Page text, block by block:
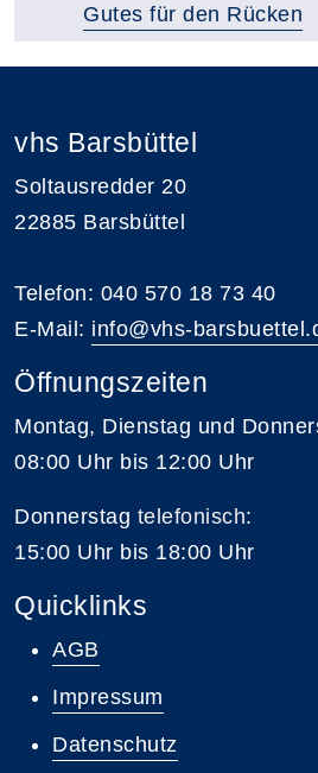
Gutes für den Rücken
vhs Barsbüttel
Soltausredder 20
22885 Barsbüttel
Telefon: 040 570 18 73 40
E-Mail: info@vhs-
Öffnungszeiten
Montag, Dienstag und
08:00 Uhr bis 12:00 Uhr
Donnerstag telefonisch:
15:00 Uhr bis 18:00 Uhr
Quicklinks
AGB
Impressum
Datenschutz